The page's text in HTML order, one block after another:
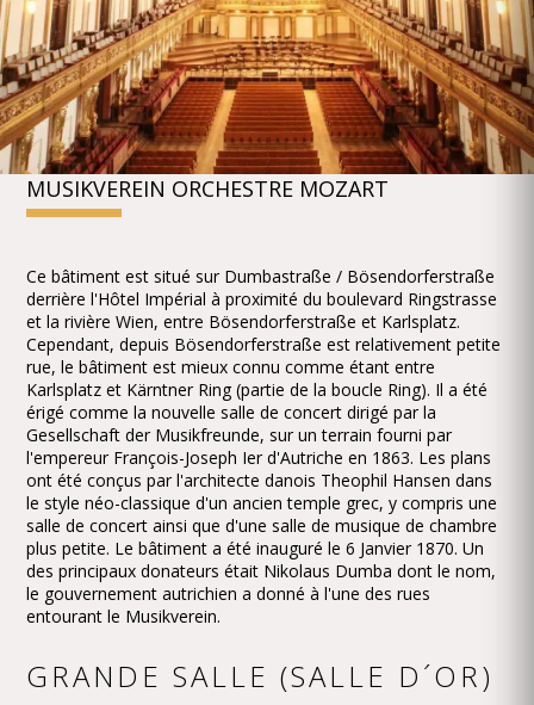
MUSIKVEREIN ORCHESTRE MOZART
Ce bâtiment est situé sur Dumbastraße / Bösendorferstraße
derrière l'Hôtel Impérial à proximité du boulevard Ringstrasse
et la rivière Wien, entre Bösendorferstraße et Karlsplatz.
Cependant, depuis Bösendorferstraße est relativement petite
rue, le bâtiment est mieux connu comme étant entre
Karlsplatz et Kärntner Ring (partie de la boucle Ring). Il a été
érigé comme la nouvelle salle de concert dirigé par la
Gesellschaft der Musikfreunde, sur un terrain fourni par
l'empereur François-Joseph Ier d'Autriche en 1863. Les plans
ont été conçus par l'architecte danois Theophil Hansen dans
le style néo-classique d'un ancien temple grec, y compris une
salle de concert ainsi que d'une salle de musique de chambre
plus petite. Le bâtiment a été inauguré le 6 Janvier 1870. Un
des principaux donateurs était Nikolaus Dumba dont le nom,
le gouvernement autrichien a donné à l'une des rues
entourant le Musikverein.
GRANDE SALLE (SALLE D´OR)